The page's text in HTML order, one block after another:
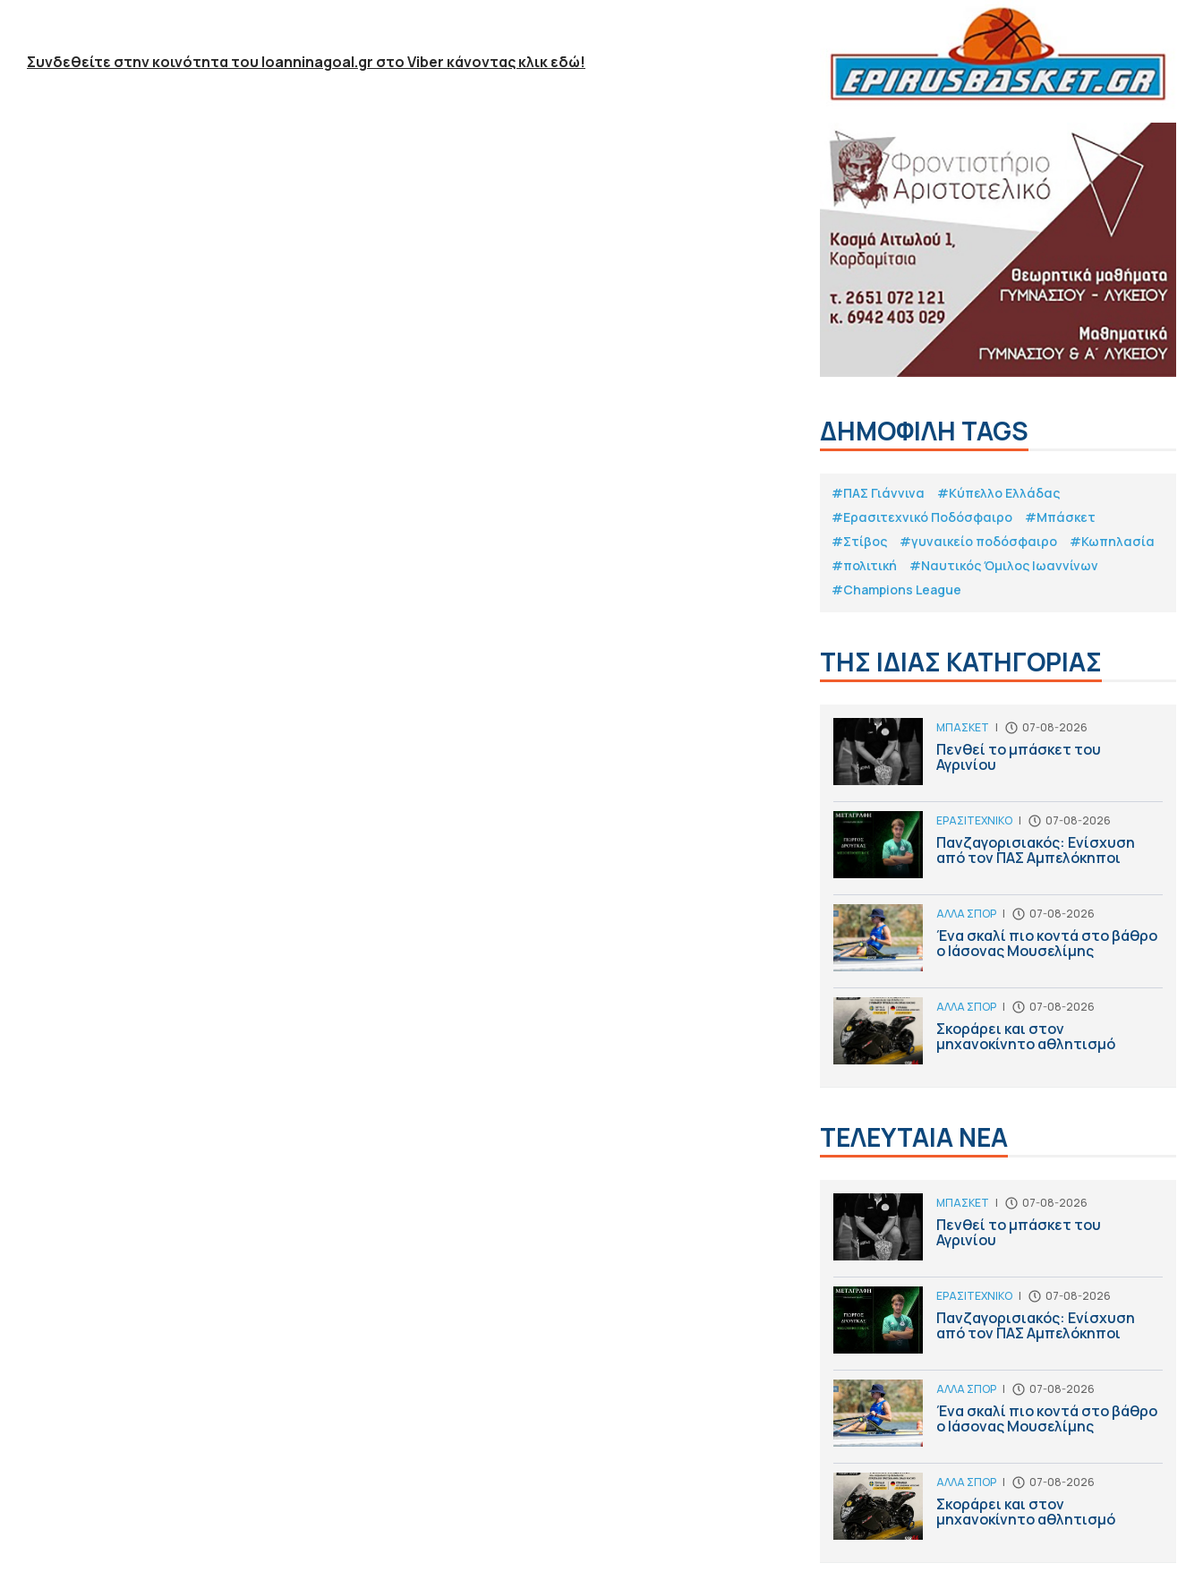
Συνδεθείτε στην κοινότητα του Ioanninagoal.gr στο Viber κάνοντας κλικ εδώ!
ΔΗΜΟΦΙΛΗ TAGS
#ΠΑΣ Γιάννινα
#Κύπελλο Ελλάδας
#Eρασιτεχνικό Ποδόσφαιρο
#Μπάσκετ
#Στίβος
#γυναικείο ποδόσφαιρο
#Κωπηλασία
#πολιτική
#Ναυτικός Όμιλος Ιωαννίνων
#Champions League
ΤΗΣ ΙΔΙΑΣ ΚΑΤΗΓΟΡΙΑΣ
ΜΠΑΣΚΕΤ | 07-08-2026
Πενθεί το μπάσκετ του
Αγρινίου
ΕΡΑΣΙΤΕΧΝΙΚΟ | 07-08-2026
Πανζαγορισιακός: Ενίσχυση
από τον ΠΑΣ Αμπελόκηποι
ΑΛΛΑ ΣΠΟΡ | 07-08-2026
Ένα σκαλί πιο κοντά στο βάθρο
ο Ιάσονας Μουσελίμης
ΑΛΛΑ ΣΠΟΡ | 07-08-2026
Σκοράρει και στον
μηχανοκίνητο αθλητισμό
ΤΕΛΕΥΤΑΙΑ ΝΕΑ
ΜΠΑΣΚΕΤ | 07-08-2026
Πενθεί το μπάσκετ του
Αγρινίου
ΕΡΑΣΙΤΕΧΝΙΚΟ | 07-08-2026
Πανζαγορισιακός: Ενίσχυση
από τον ΠΑΣ Αμπελόκηποι
ΑΛΛΑ ΣΠΟΡ | 07-08-2026
Ένα σκαλί πιο κοντά στο βάθρο
ο Ιάσονας Μουσελίμης
ΑΛΛΑ ΣΠΟΡ | 07-08-2026
Σκοράρει και στον
μηχανοκίνητο αθλητισμό